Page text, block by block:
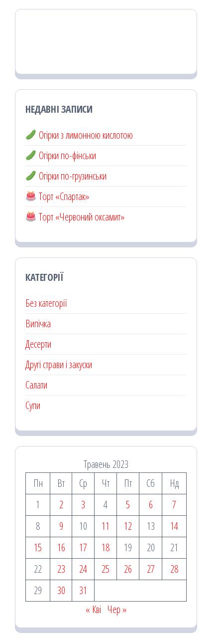
НЕДАВНІ ЗАПИСИ
Огірки з лимонною кислотою
Огірки по-фінськи
Огірки по-грузинськи
Торт «Спартак»
Торт «Червоний оксамит»
КАТЕГОРІЇ
Без категорії
Випічка
Десерти
Другі страви і закуски
Салати
Супи
Травень 2023
Пн
Вт Ср Чт Пт Сб
Нд
1
2 3 4 5 6
7
8
9 10 11 12 13
14
15
16 17 18 19 20
21
22
23 24 25 26 27
28
29
30
31
« Кві Чер »